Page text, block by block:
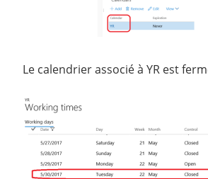
Le calendrier associé à YR est